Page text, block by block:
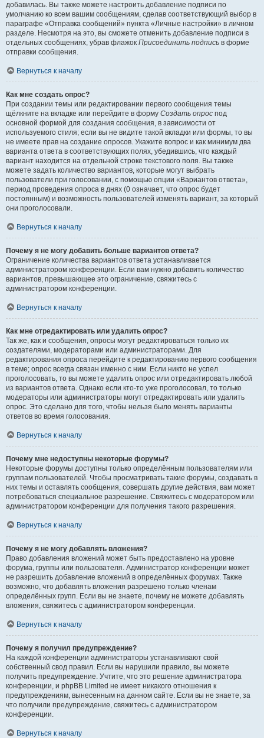
добавилась. Вы также можете настроить добавление подписи по
умолчанию ко всем вашим сообщениям, сделав соответствующий выбор в
параграфе «Отправка сообщений» пункта «Личные настройки» в личном
разделе. Несмотря на это, вы сможете отменить добавление подписи в
отдельных сообщениях, убрав флажок Присоединить подпись в форме
отправки сообщения.
Вернуться к началу
Как мне создать опрос?
При создании темы или редактировании первого сообщения темы
щёлкните на вкладке или перейдите в форму Создать опрос под
основной формой для создания сообщения, в зависимости от
используемого стиля; если вы не видите такой вкладки или формы, то вы
не имеете прав на создание опросов. Укажите вопрос и как минимум два
варианта ответа в соответствующих полях, убедившись, что каждый
вариант находится на отдельной строке текстового поля. Вы также
можете задать количество вариантов, которые могут выбрать
пользователи при голосовании, с помощью опции «Вариантов ответа»,
период проведения опроса в днях (0 означает, что опрос будет
постоянным) и возможность пользователей изменять вариант, за который
они проголосовали.
Вернуться к началу
Почему я не могу добавить больше вариантов ответа?
Ограничение количества вариантов ответа устанавливается
администратором конференции. Если вам нужно добавить количество
вариантов, превышающее это ограничение, свяжитесь с
администратором конференции.
Вернуться к началу
Как мне отредактировать или удалить опрос?
Так же, как и сообщения, опросы могут редактироваться только их
создателями, модераторами или администраторами. Для
редактирования опроса перейдите к редактированию первого сообщения
в теме; опрос всегда связан именно с ним. Если никто не успел
проголосовать, то вы можете удалить опрос или отредактировать любой
из вариантов ответа. Однако если кто-то уже проголосовал, то только
модераторы или администраторы могут отредактировать или удалить
опрос. Это сделано для того, чтобы нельзя было менять варианты
ответов во время голосования.
Вернуться к началу
Почему мне недоступны некоторые форумы?
Некоторые форумы доступны только определённым пользователям или
группам пользователей. Чтобы просматривать такие форумы, создавать в
них темы и оставлять сообщения, совершать другие действия, вам может
потребоваться специальное разрешение. Свяжитесь с модератором или
администратором конференции для получения такого разрешения.
Вернуться к началу
Почему я не могу добавлять вложения?
Право добавления вложений может быть предоставлено на уровне
форума, группы или пользователя. Администратор конференции может
не разрешить добавление вложений в определённых форумах. Также
возможно, что добавлять вложения разрешено только членам
определённых групп. Если вы не знаете, почему не можете добавлять
вложения, свяжитесь с администратором конференции.
Вернуться к началу
Почему я получил предупреждение?
На каждой конференции администраторы устанавливают свой
собственный свод правил. Если вы нарушили правило, вы можете
получить предупреждение. Учтите, что это решение администратора
конференции, и phpBB Limited не имеет никакого отношения к
предупреждениям, вынесенным на данном сайте. Если вы не знаете, за
что получили предупреждение, свяжитесь с администратором
конференции.
Вернуться к началу